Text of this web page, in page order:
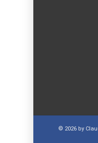
© 2026 by